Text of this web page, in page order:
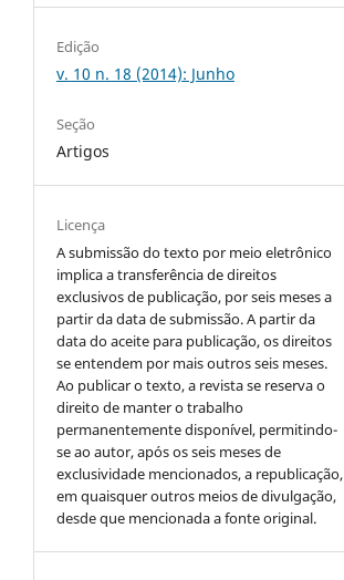
Edição
v. 10 n. 18 (2014): Junho
Seção
Artigos
Licença
A submissão do texto por meio eletrônico
implica a transferência de direitos
exclusivos de publicação, por seis meses a
partir da data de submissão. A partir da
data do aceite para publicação, os direitos
se entendem por mais outros seis meses.
Ao publicar o texto, a revista se reserva o
direito de manter o trabalho
permanentemente disponível, permitindo-
se ao autor, após os seis meses de
exclusividade mencionados, a republicação,
em quaisquer outros meios de divulgação,
desde que mencionada a fonte original.